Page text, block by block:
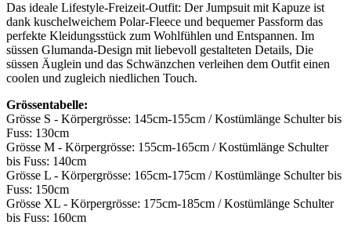
Das ideale Lifestyle-Freizeit-Outfit: Der Jumpsuit mit Kapuze ist
dank kuschelweichem Polar-Fleece und bequemer Passform das
perfekte Kleidungsstück zum Wohlfühlen und Entspannen. Im
süssen Glumanda-Design mit liebevoll gestalteten Details, Die
süssen Äuglein und das Schwänzchen verleihen dem Outfit einen
coolen und zugleich niedlichen Touch.
Grössentabelle:
Grösse S - Körpergrösse: 145cm-155cm / Kostümlänge Schulter bis
Fuss: 130cm
Grösse M - Körpergrösse: 155cm-165cm / Kostümlänge Schulter
bis Fuss: 140cm
Grösse L - Körpergrösse: 165cm-175cm / Kostümlänge Schulter bis
Fuss: 150cm
Grösse XL - Körpergrösse: 175cm-185cm / Kostümlänge Schulter
bis Fuss: 160cm